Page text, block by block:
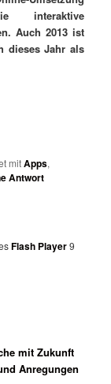
interaktive
Auch 2013 ist
dieses Jahr als
mitApps,
Antwort
Flash Player9
mit Zukunft
Anregungen